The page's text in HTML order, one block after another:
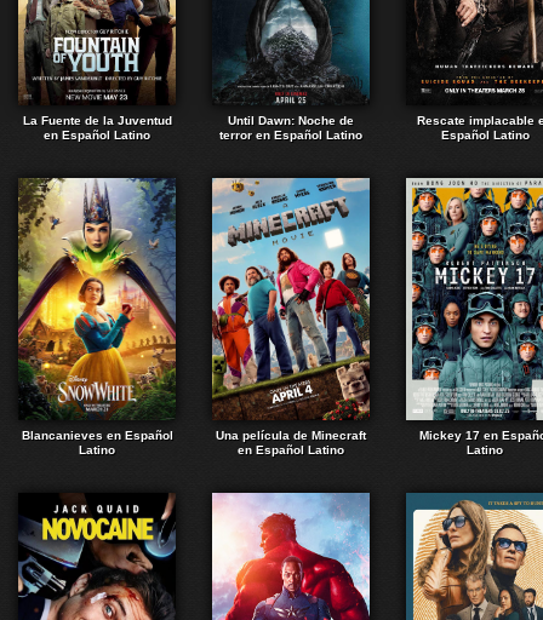
La Fuente de la Juventud
en Español Latino
Until Dawn: Noche de
terror en Español Latino
Rescate implacable
Español Latino
Blancanieves en Español
Latino
Una película de Minecraft
en Español Latino
Mickey 17 en
Latino